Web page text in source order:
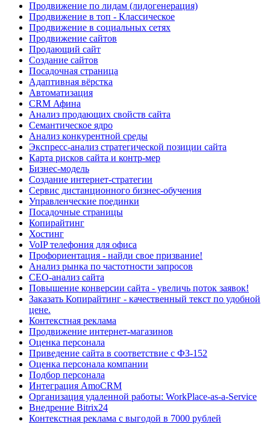
Продвижение по лидам (лидогенерация)
Продвижение в топ - Классическое
Продвижение в социальных сетях
Продвижение сайтов
Продающий сайт
Создание сайтов
Посадочная страница
Адаптивная вёрстка
Автоматизация
CRM Афина
Анализ продающих свойств сайта
Семантическое ядро
Анализ конкурентной среды
Экспресс-анализ стратегической позиции сайта
Карта рисков сайта и контр-мер
Бизнес-модель
Создание интернет-стратегии
Сервис дистанционного бизнес-обучения
Управленческие поединки
Посадочные страницы
Копирайтинг
Хостинг
VoIP телефония для офиса
Профориентация - найди свое призвание!
Анализ рынка по частотности запросов
СЕО-анализ сайта
Повышение конверсии сайта - увеличь поток заявок!
Заказать Копирайтинг - качественный текст по удобной
цене.
Контекстная реклама
Продвижение интернет-магазинов
Оценка персонала
Приведение сайта в соответствие с ФЗ-152
Оценка персонала компании
Подбор персонала
Интеграция AmoCRM
Организация удаленной работы: WorkPlace-as-a-Service
Внедрение Bitrix24
Контекстная реклама с выгодой в 7000 рублей